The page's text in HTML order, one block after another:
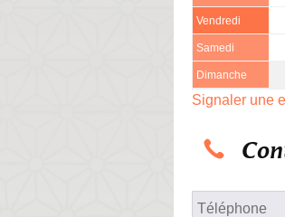
Vendredi
Samedi
Dimanche
Signaler une
Téléphone